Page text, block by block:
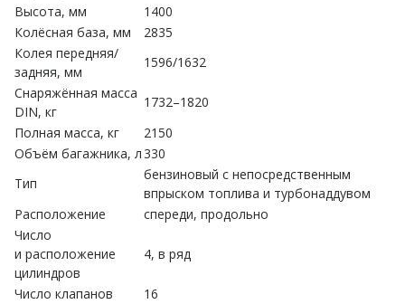
Высота, мм
1400
Колёсная база, мм
2835
Колея передняя/
задняя, мм
1596/1632
Снаряжённая масса
DIN, кг
1732–1820
Полная масса, кг
2150
Объём багажника, л330
Тип
бензиновый с непосредственным
впрыском топлива и турбонаддувом
Расположение
спереди, продольно
Число
и расположение
цилиндров
4, в ряд
Число клапанов
16